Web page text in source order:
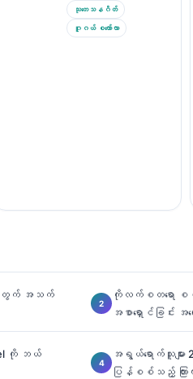
သုတေသနဂိတ်
ဂူဂယ် စကော်လာ
တွက် အသက်
ကိုလက်စတရော စ
အစာရှောင်ခြင်း အရ
ကို ဘယ်
အရွယ်ရောက်သူမျ
ပြန်စစ်သည့် ကြားက